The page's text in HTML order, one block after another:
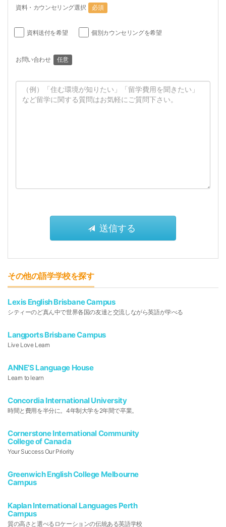
資料・カウンセリング選択 必須
資料送付を希望 個別カウンセリングを希望
お問い合わせ 任意
その他の語学学校を探す
Lexis English Brisbane Campus
シティーのど真ん中で世界各国の友達と交流しながら英語が学べる
Langports Brisbane Campus
Live Love Learn
ANNE’S Language House
Learn to learn
Concordia International University
時間と費用を半分に。4年制大学を2年間で卒業。
Cornerstone International Community
College of Canada
Your Success Our Priority
Greenwich English College Melbourne
Campus
Kaplan International Languages Perth
Campus
質の高さと選べるロケーションの伝統ある英語学校